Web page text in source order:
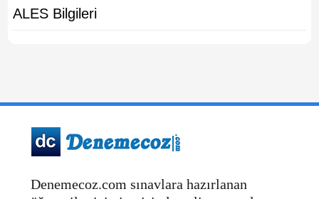
ALES Bilgileri
Denemecoz.com sınavlara hazırlanan